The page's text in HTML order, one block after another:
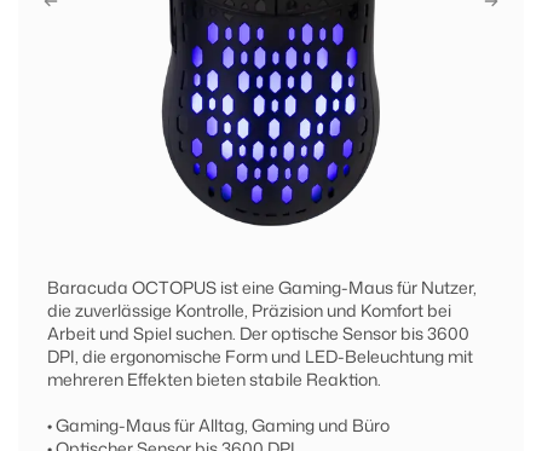
Baracuda OCTOPUS ist eine Gaming-Maus für Nutzer,
die zuverlässige Kontrolle, Präzision und Komfort bei
Arbeit und Spiel suchen. Der optische Sensor bis 3600
DPI, die ergonomische Form und LED-Beleuchtung mit
mehreren Effekten bieten stabile Reaktion.
• Gaming-Maus für Alltag, Gaming und Büro